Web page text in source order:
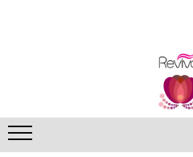
Revival Miracle Treatments